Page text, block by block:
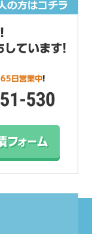
～PM6:00
ようになりま